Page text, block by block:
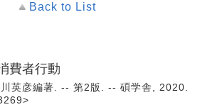
Back to List
費者行動
英彦編著. -- 第2版. -- 碩学舎, 2020.